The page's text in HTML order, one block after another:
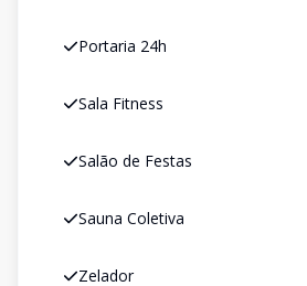
Portaria 24h
Sala Fitness
Salão de Festas
Sauna Coletiva
Zelador